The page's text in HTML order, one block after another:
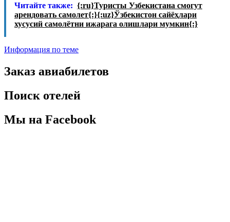
Читайте также: {:ru}Туристы Узбекистана смогут
арендовать самолет{:}{:uz}Ўзбекистон сайёҳлари
хусусий самолётни ижарага олишлари мумкин{:}
Информация по теме
Заказ авиабилетов
Поиск отелей
Мы на Facebook